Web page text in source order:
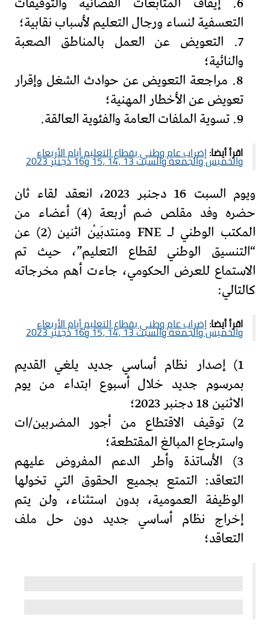
التعسفية لنساء ورجال التعليم لأسباب نقابية؛
7. التعويض عن العمل بالمناطق الصعبة
والنائية؛
8. مراجعة التعويض عن حوادث الشغل وإقرار
تعويض عن الأخطار المهنية؛
9. تسوية الملفات العامة والفئوية العالقة.
اقرأ أيضا:إضراب عام وطني بقطاع التعليم أيام الأربعاء
والخميس والجمعة والسبت 13 ،14 ،15 و16 دجنبر 2023
ويوم السبت 16 دجنبر 2023، انعقد لقاء ثان
حضره وفد مقلص ضم أربعة (4) أعضاء من
المكتب الوطني لـ FNE ومنتدبَيْن اثنين (2) عن
“التنسيق الوطني لقطاع التعليم”، حيث تم
الاستماع للعرض الحكومي، جاءت أهم مخرجاته
كالتالي:
اقرأ أيضا:إضراب عام وطني بقطاع التعليم أيام الأربعاء
والخميس والجمعة والسبت 13 ،14 ،15 و16 دجنبر 2023
1) إصدار نظام أساسي جديد يلغي القديم
بمرسوم جديد خلال أسبوع ابتداء من يوم
الاثنين 18 دجنبر 2023؛
2) توقيف الاقتطاع من أجور المضربين/ات
واسترجاع المبالغ المقتطعة؛
3) الأساتذة وأطر الدعم المفروض عليهم
التعاقد: التمتع بجميع الحقوق التي تخولها
الوظيفة العمومية، بدون استثناء، ولن يتم
إخراج نظام أساسي جديد دون حل ملف
التعاقد؛